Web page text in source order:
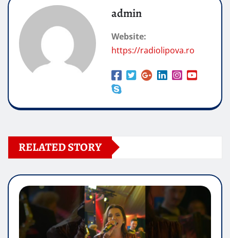
admin
Website:
https://radiolipova.ro
RELATED STORY